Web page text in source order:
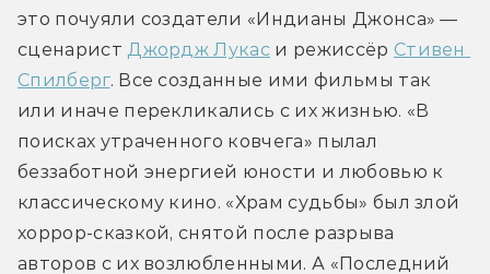
это почуяли создатели «Индианы Джонса» —
сценарист Джордж Лукас и режиссёр Стивен
Спилберг. Все созданные ими фильмы так
или иначе перекликались с их жизнью. «В
поисках утраченного ковчега» пылал
беззаботной энергией юности и любовью к
классическому кино. «Храм судьбы» был злой
хоррор-сказкой, снятой после разрыва
авторов с их возлюбленными. А «Последний